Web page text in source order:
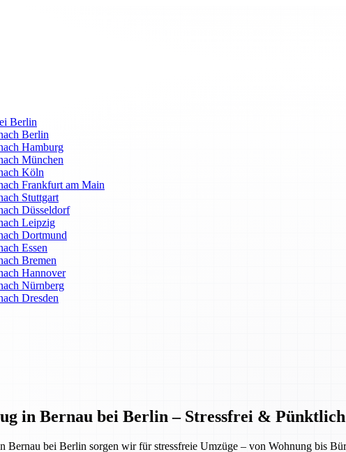
Berlin
Berlin
Hamburg
München
Köln
Frankfurt am Main
Stuttgart
Düsseldorf
Leipzig
Dortmund
Essen
Bremen
Hannover
Nürnberg
Dresden
in Bernau bei Berlin – Stressfrei & Pünktlich
Bernau bei Berlin sorgen wir für stressfreie Umzüge – von Wohnung bis